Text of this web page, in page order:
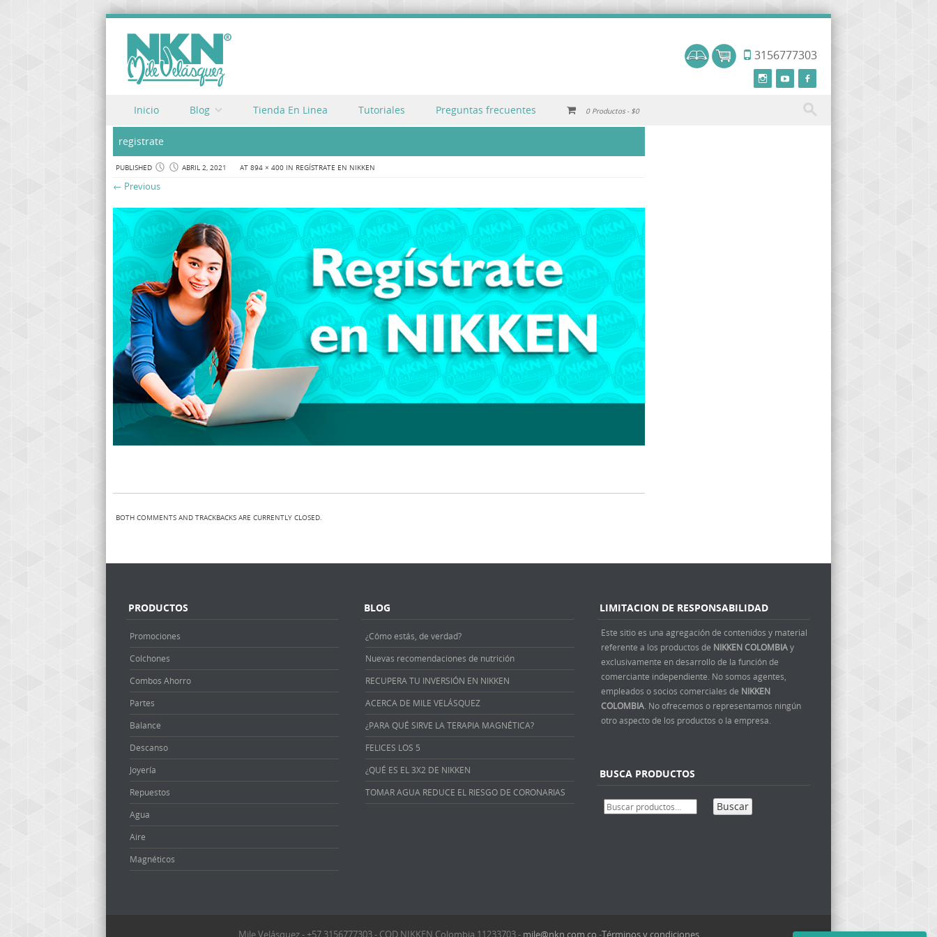
3156777303
Menu
Skip to content
Inicio Blog Tienda En Linea Tutoriales Preguntas frecuentes 0 Productos $0
registrate
PUBLISHED ABRIL 2, 2021 AT 894 × 400 IN REGÍSTRATE EN NIKKEN
← Previous
BOTH COMMENTS AND TRACKBACKS ARE CURRENTLY CLOSED.
PRODUCTOS
Promociones
Colchones
Combos Ahorro
Partes
Balance
Descanso
Joyería
Repuestos
Agua
Aire
Magnéticos
BLOG
¿Cómo estás, de verdad?
Nuevas recomendaciones de nutrición
RECUPERA TU INVERSIÓN EN NIKKEN
ACERCA DE MILE VELÁSQUEZ
¿PARA QUÉ SIRVE LA TERAPIA MAGNÉTICA?
FELICES LOS 5
¿QUÉ ES EL 3X2 DE NIKKEN
TOMAR AGUA REDUCE EL RIESGO DE CORONARIAS
LIMITACION DE RESPONSABILIDAD
Este sitio es una agregación de contenidos y material
referente a los productos de NIKKEN COLOMBIAy
exclusivamente en desarrollo de la función de
comerciante independiente. No somos agentes,
empleados o socios comerciales de NIKKEN
COLOMBIA. No ofrecemos o representamos ningún
otro aspecto de los productos o la empresa.
BUSCA PRODUCTOS
Buscar
Mile Velásquez - +57 3156777303 - COD NIKKEN Colombia 11233703 - mile@nkn.com.co -Términos y condiciones